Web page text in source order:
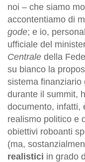
noi – che siamo
accontentiamo di
gode; e io,
ufficiale del
Centrale della
su bianco la
sistema finanziario
durante il summit,
documento, infatti,
realismo politico e
obiettivi roboanti
(ma,
realistici in grado